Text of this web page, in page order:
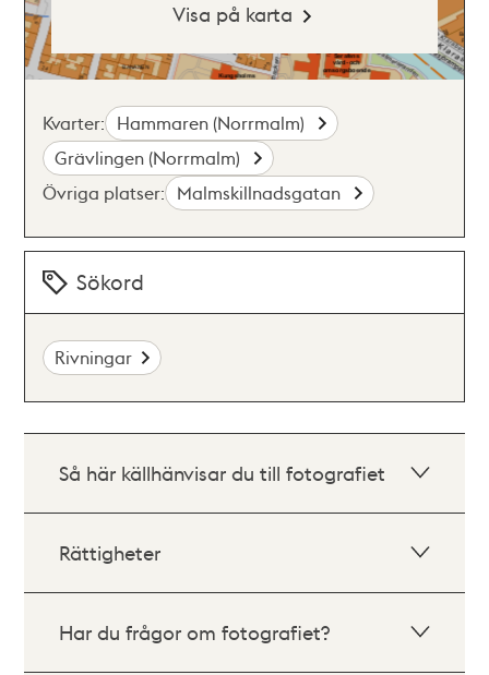
Visa på karta
Kvarter: Hammaren (Norrmalm)
Grävlingen (Norrmalm)
Övriga platser: Malmskillnadsgatan
Sökord
Rivningar
Så här källhänvisar du till fotografiet
Rättigheter
Har du frågor om fotografiet?